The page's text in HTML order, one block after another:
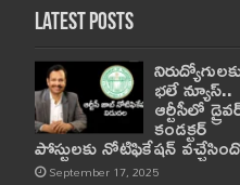
Latest Posts
భలే న్యూస్..
ఆర్టీసీలో
కండక్టర్‌
పోస్టులకు నోటిఫికేషన్‌
September 17, 2025